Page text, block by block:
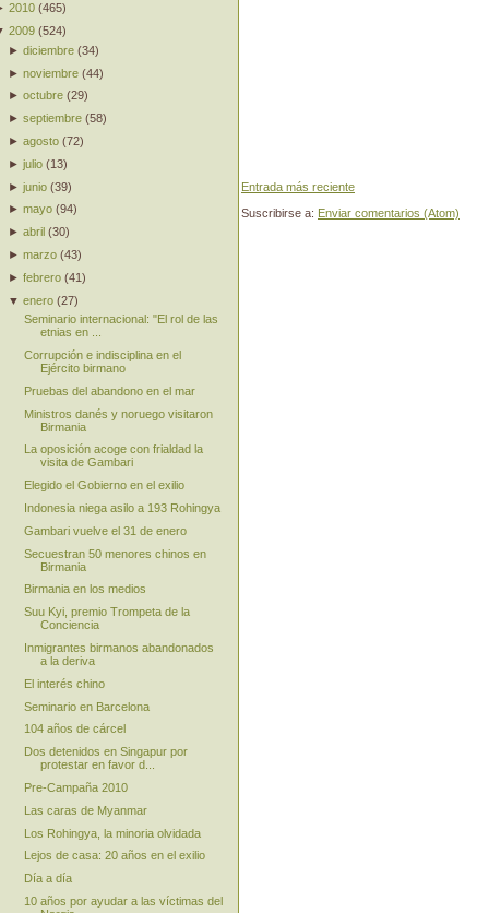
Entrada más reciente
Suscribirse a: Enviar comentarios (Atom)
2010 (465)
2009 (524)
►diciembre (34)
►noviembre (44)
►octubre (29)
►septiembre (58)
►agosto (72)
►julio (13)
►junio (39)
►mayo (94)
►abril (30)
►marzo (43)
►febrero (41)
▼enero (27)
Seminario internacional: "El rol de las
etnias en ...
Corrupción e indisciplina en el
Ejército birmano
Pruebas del abandono en el mar
Ministros danés y noruego visitaron
Birmania
La oposición acoge con frialdad la
visita de Gambari
Elegido el Gobierno en el exilio
Indonesia niega asilo a 193 Rohingya
Gambari vuelve el 31 de enero
Secuestran 50 menores chinos en
Birmania
Birmania en los medios
Suu Kyi, premio Trompeta de la
Conciencia
Inmigrantes birmanos abandonados
a la deriva
El interés chino
Seminario en Barcelona
104 años de cárcel
Dos detenidos en Singapur por
protestar en favor d...
Pre-Campaña 2010
Las caras de Myanmar
Los Rohingya, la minoria olvidada
Lejos de casa: 20 años en el exilio
Día a día
10 años por ayudar a las víctimas del